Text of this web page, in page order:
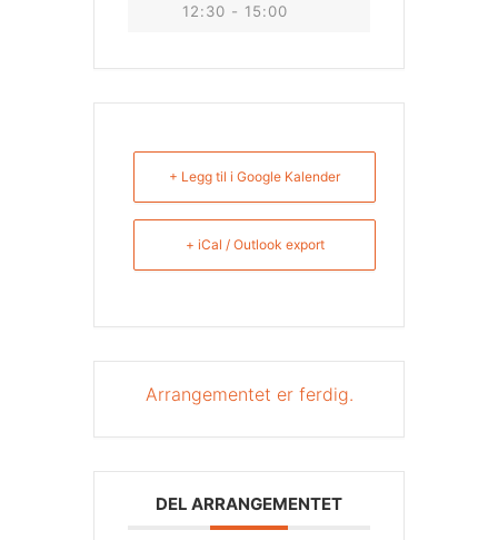
12:30 - 15:00
+ Legg til i Google Kalender
+ iCal / Outlook export
Arrangementet er ferdig.
DEL ARRANGEMENTET